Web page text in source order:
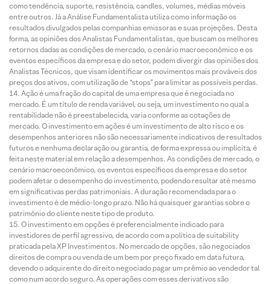
como tendência, suporte, resistência, candles, volumes, médias móveis
entre outros. Já a Análise Fundamentalista utiliza como informação os
resultados divulgados pelas companhias emissoras e suas projeções. Desta
forma, as opiniões dos Analistas Fundamentalistas, que buscam os melhores
retornos dadas as condições de mercado, o cenário macroeconômico e os
eventos específicos da empresa e do setor, podem divergir das opiniões dos
Analistas Técnicos, que visam identificar os movimentos mais prováveis dos
preços dos ativos, com utilização de “stops” para limitar as possíveis perdas.
Ação é uma fração do capital de uma empresa que é negociada no
mercado. É um título de renda variável, ou seja, um investimento no qual a
rentabilidade não é preestabelecida, varia conforme as cotações de
mercado. O investimento em ações é um investimento de alto risco e os
desempenhos anteriores não são necessariamente indicativos de resultados
futuros e nenhuma declaração ou garantia, de forma expressa ou implícita, é
feita neste material em relação a desempenhos. As condições de mercado, o
cenário macroeconômico, os eventos específicos da empresa e do setor
podem afetar o desempenho do investimento, podendo resultar até mesmo
em significativas perdas patrimoniais. A duração recomendada para o
investimento é de médio-longo prazo. Não há quaisquer garantias sobre o
patrimônio do cliente neste tipo de produto.
O investimento em opções é preferencialmente indicado para
investidores de perfil agressivo, de acordo com a política de suitability
praticada pela XP Investimentos. No mercado de opções, são negociados
direitos de compra ou venda de um bem por preço fixado em data futura,
devendo o adquirente do direito negociado pagar um prêmio ao vendedor tal
como num acordo seguro. As operações com esses derivativos são